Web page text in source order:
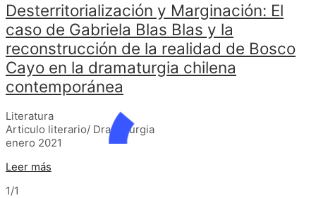
Desterritorialización y Marginación: El
caso de Gabriela Blas Blas y la
reconstrucción de la realidad de Bosco
Cayo en la dramaturgia chilena
contemporánea
Literatura
Articulo literario/ Dramaturgia
enero 2021
Leer más
1/1